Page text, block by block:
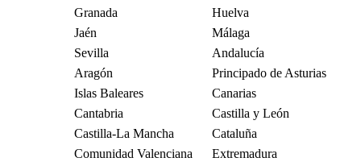
Granada
Huelva
Jaén
Málaga
Sevilla
Andalucía
Aragón
Principado de Asturias
Islas Baleares
Canarias
Cantabria
Castilla y León
Castilla-La Mancha
Cataluña
Comunidad Valenciana
Extremadura